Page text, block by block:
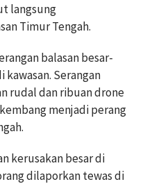
langsung
Timur Tengah.
balasan besar-
kawasan. Serangan
rudal dan ribuan drone
menjadi perang
kerusakan besar di
dilaporkan tewas di